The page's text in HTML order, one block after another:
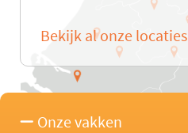
Bekijk al onze locaties
Onze vakken